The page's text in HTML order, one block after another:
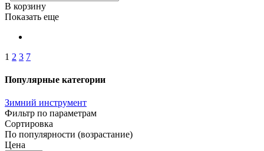
В корзину
Показать еще
1 2 3 7
Популярные категории
Зимний инструмент
Фильтр по параметрам
Сортировка
По популярности (возрастание)
Цена